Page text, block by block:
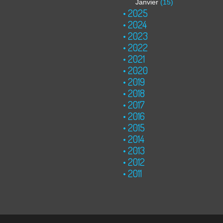
Janvier (15)
2025
2024
2023
2022
2021
2020
2019
2018
2017
2016
2015
2014
2013
2012
2011